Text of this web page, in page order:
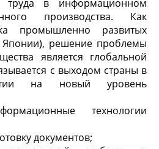
труда в информационном
производства. Как
промышленно развитых
решение проблемы
является глобальной
с выходом страны в
на новый уровень
технологии
документов;